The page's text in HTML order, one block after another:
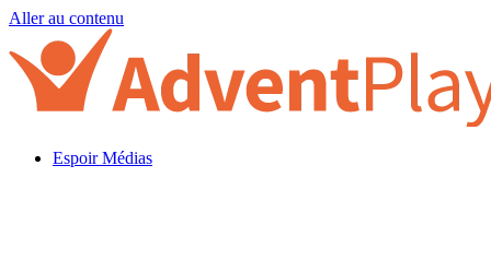
Aller au contenu
Espoir Médias